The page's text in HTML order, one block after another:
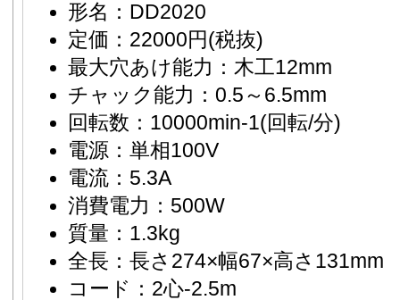
形名：DD2020
定価：22000円(税抜)
最大穴あけ能力：木工12mm
チャック能力：0.5～6.5mm
回転数：10000min-1(回転/分)
電源：単相100V
電流：5.3A
消費電力：500W
質量：1.3kg
全長：長さ274×幅67×高さ131mm
コード：2心-2.5m